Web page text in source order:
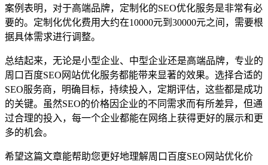
案例表明，对于高端品牌，定制化的SEO优化服务是非常有必
要的。定制化优化费用大约在10000元到30000元之间，需要根
据具体需求进行调整。
总结起来，无论是小型企业、中型企业还是高端品牌，专业的
周口百度SEO网站优化服务都能带来显著的效果。选择合适的
SEO服务商，明确目标，持续投入，定期评估，这些都是成功
的关键。虽然SEO的价格因企业的不同需求而有所差异，但通
过合理的投入，每一个企业都能在网络上获得更好的展示和更
多的机会。
希望这篇文章能帮助您更好地理解周口百度SEO网站优化价